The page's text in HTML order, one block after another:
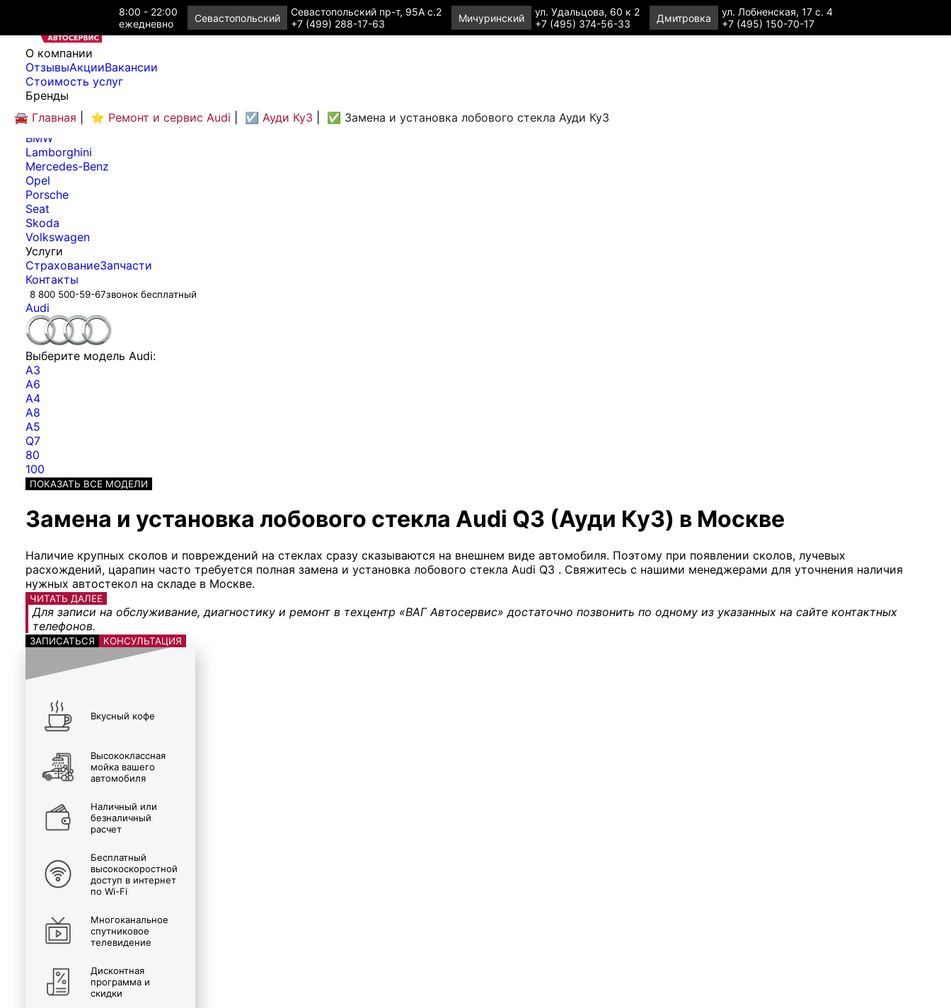
8:00 - 22:00
ежедневно
Севастопольский
Севастопольский пр-т, 95А с.2
+7 (499) 288-17-63
Мичуринский
ул. Удальцова, 60 к 2
+7 (495) 374-56-33
Дмитровка
ул. Лобненская, 17 с. 4
+7 (495) 150-70-17
O компании
ОтзывыАкцииВакансии
Cтоимость услуг
Бренды
Audi
Bentley
BMW
Lamborghini
Mercedes-Benz
Opel
Porsche
Seat
Skoda
Volkswagen
Услуги
СтрахованиеЗапчасти
Контакты
8 800 500-59-67звонок бесплатный
🚘 Главная ⭐ Ремонт и сервис Audi ☑️ Ауди Ку3 ✅ Замена и установка лобового стекла Ауди Ку3
Audi
Выберите модель Audi:
A3
A6
A4
A8
A5
Q7
80
100
ПОКАЗАТЬ ВСЕ МОДЕЛИ
Замена и установка лобового стекла Audi Q3 (Ауди Ку3) в Москве
Наличие крупных сколов и повреждений на стеклах сразу сказываются на внешнем виде автомобиля. Поэтому при появлении сколов, лучевых
расхождений, царапин часто требуется полная замена и установка лобового стекла Audi Q3 . Свяжитесь с нашими менеджерами для уточнения наличия
нужных автостекол на складе в Москве.
ЧИТАТЬ ДАЛЕЕ
Для записи на обслуживание, диагностику и ремонт в техцентр «ВАГ Автосервис» достаточно позвонить по одному из указанных на сайте контактных
телефонов.
ЗАПИСАТЬСЯ КОНСУЛЬТАЦИЯ
Вкусный кофе
Высококлассная
мойка вашего
автомобиля
Наличный или
безналичный
расчет
Бесплатный
высокоскоростной
доступ в интернет
по Wi-Fi
Многоканальное
спутниковое
телевидение
Дисконтная
программа и
скидки